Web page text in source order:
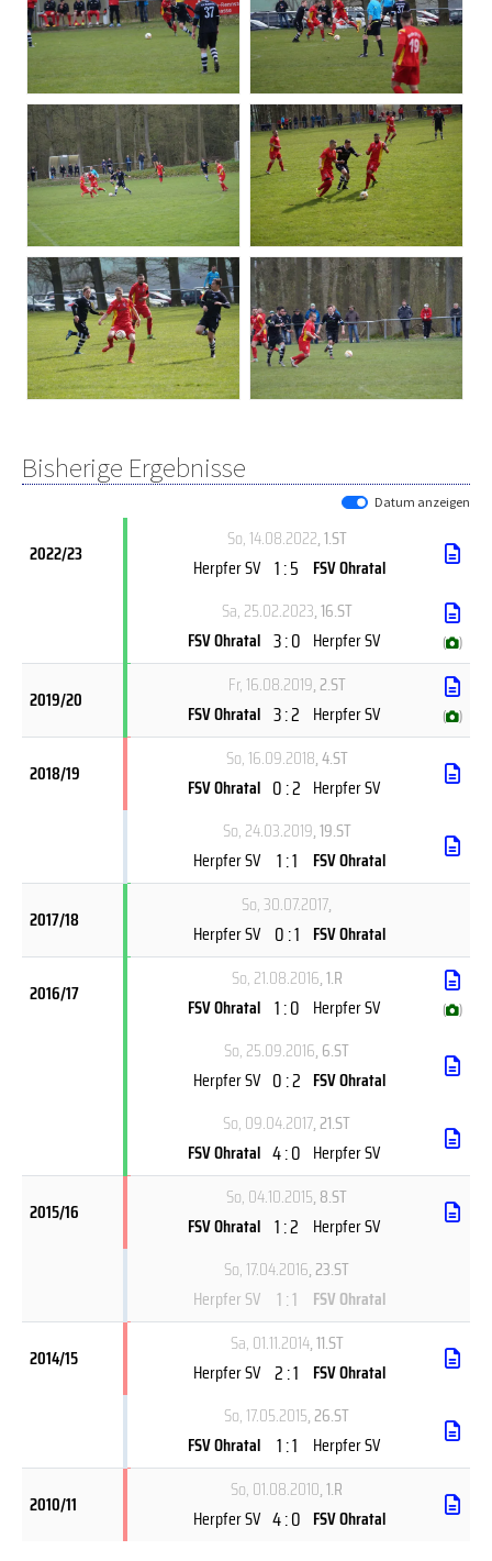
Bisherige Ergebnisse
Datum anzeigen
2022/23
So, 14.08.2022, 1.ST
Herpfer SV 1 : 5 FSV Ohratal
Sa, 25.02.2023, 16.ST
FSV Ohratal 3 : 0 Herpfer SV ( )
2019/20
Fr, 16.08.2019, 2.ST
FSV Ohratal 3 : 2 Herpfer SV ( )
2018/19
So, 16.09.2018, 4.ST
FSV Ohratal 0 : 2 Herpfer SV
So, 24.03.2019, 19.ST
Herpfer SV
1 : 1 FSV Ohratal
2017/18
So, 30.07.2017,
Herpfer SV 0 : 1 FSV Ohratal
2016/17
So, 21.08.2016, 1.R
FSV Ohratal 1 : 0 Herpfer SV ( )
So, 25.09.2016, 6.ST
Herpfer SV 0 : 2 FSV Ohratal
So, 09.04.2017, 21.ST
FSV Ohratal 4 : 0 Herpfer SV
2015/16
So, 04.10.2015, 8.ST
FSV Ohratal 1 : 2 Herpfer SV
So, 17.04.2016, 23.ST
Herpfer SV
1 : 1 FSV Ohratal
2014/15
Sa, 01.11.2014, 11.ST
Herpfer SV 2 : 1 FSV Ohratal
So, 17.05.2015, 26.ST
FSV Ohratal
1 : 1 Herpfer SV
2010/11
So, 01.08.2010, 1.R
Herpfer SV 4 : 0 FSV Ohratal